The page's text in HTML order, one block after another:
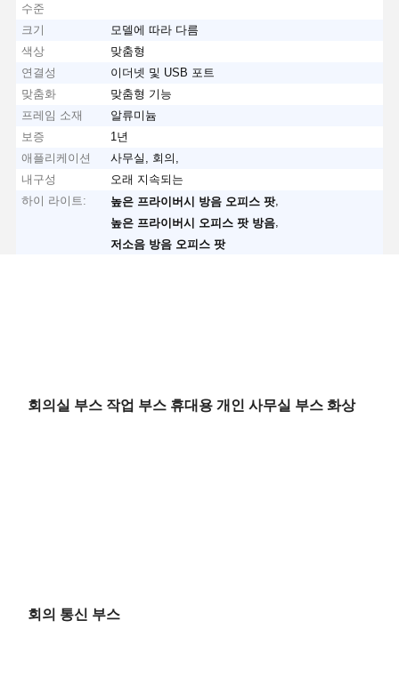
수준
크기
모델에 따라 다름
색상
맞춤형
연결성
이더넷 및 USB 포트
맞춤화
맞춤형 기능
프레임 소재
알류미늄
보증
1년
애플리케이션
사무실, 회의,
내구성
오래 지속되는
하이 라이트:
높은 프라이버시 방음 오피스 팟,
높은 프라이버시 오피스 팟 방음
저소음 방음 오피스 팟
회의실 부스 작업 부스 휴대용 개인 사무실 부스 화상
회의 통신 부스